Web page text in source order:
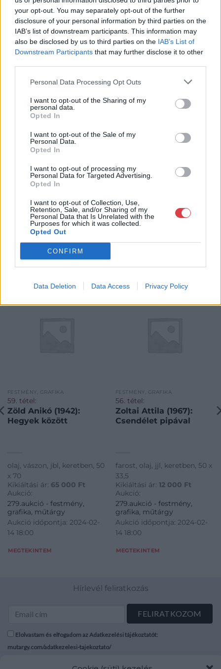
your opt-out. You may separately opt-out of the further
disclosure of your personal information by third parties on the
IAB’s list of downstream participants. This information may
also be disclosed by us to third parties on the IAB’s List of
Downstream Participants that may further disclose it to other
Personal Data Processing Opt Outs
I want to opt-out of the Sharing of my
personal data.
Opted In
I want to opt-out of the Sale of my
Personal Data.
Opted In
I want to opt-out of processing my
Personal Data for Targeted Advertising.
Opted In
I want to opt-out of Collection, Use,
Retention, Sale, and/or Sharing of my
Personal Data that Is Unrelated with the
Purposes for which it was collected.
Opted Out
CONFIRM
Data Deletion Data Access Privacy Policy
Cím: Dudás Attila
Műgyűjtők Háza kft.
Budapest
1023.Bp. Zsigmond tér 11.
1023
http://www.mugyujtokhaza.hu
Bemutatkozás: 2013 nyarán nyitottuk meg Galériánkat
Budapesten, a II. kerületben. Célunk, hogy az eladók optimális
áron, gyorsan találjanak vevőt műtárgyaikra, az eladók pedig
kínálatunkból. Ezért is rendezünk minden második héten,
szerda esténként online árverést! Kedd-től péntek-ig 11.00-este
GALÉRIA TOVÁBBI MŰTÁRGYAI
KAPCSOLÓDÓ MŰTÁRGYAK
FESTMÉNY, GRAFIKA
59. tétel:
Zöld Anikó (1942):
Hegyek között
olaj, vászon, jbl, keretben, 50
x 70
Kikiáltási ár: 65 000 Ft
Aukció:
279.aukció - festmény,
grafika, műtárgy
Aukció időpontja: 2024-02-
14 18:00
MEGTEKINTEM
FESTMÉNY, GRAFIKA
56. tétel:
Zoltai Attila (1967):
Csendélet pipával
farost, olaj, jjl, keretben, 50 x
33,5
Kikiáltási ár: 12 000 Ft
Aukció:
279.aukció - festmény,
grafika, műtárgy
Aukció időpontja: 2024-02-
14 18:00
MEGTEKINTEM
Hírlevél feliratkozás
Elolvastam és elfogadom az Adatkezelési tájékoztatót:
mutargy.com/adatkezelesi-tajekoztato/